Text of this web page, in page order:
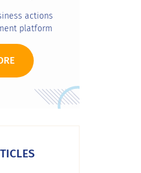
actions
platform